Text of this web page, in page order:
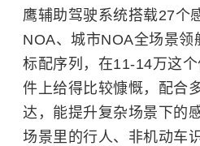
鹰辅助驾驶系统搭载27个
NOA、城市NOA全场景领
标配序列，在11-14万这
件上给得比较慷慨，配合
达，能提升复杂场景下的
场景里的行人、非机动车